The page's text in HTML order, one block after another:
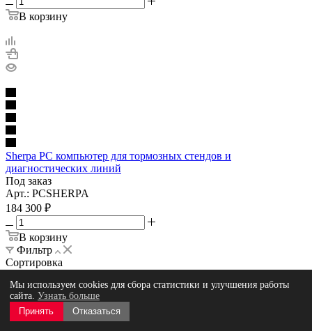
В корзину
Sherpa PC компьютер для тормозных стендов и
диагностических линий
Под заказ
Арт.: PCSHERPA
184 300 ₽
В корзину
Фильтр
Сортировка
По популярности (убывание)
Цена
Мы используем cookies для сбора статистики и улучшения работы
сайта. Узнать больше
Принять
Отказаться